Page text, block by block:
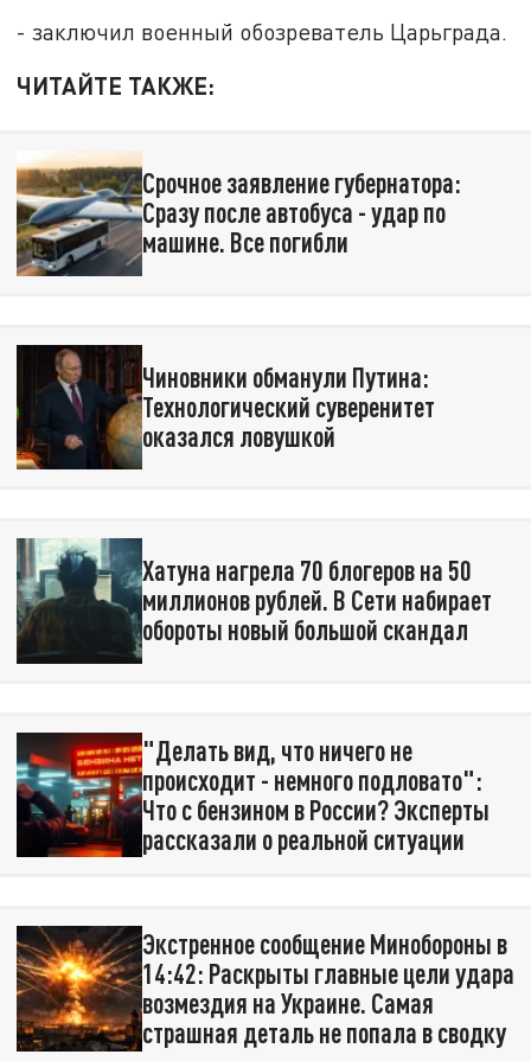
- заключил военный обозреватель Царьграда.
ЧИТАЙТЕ ТАКЖЕ:
Срочное заявление губернатора:
Сразу после автобуса - удар по
машине. Все погибли
Чиновники обманули Путина:
Технологический суверенитет
оказался ловушкой
Хатуна нагрела 70 блогеров на 50
миллионов рублей. В Сети набирает
обороты новый большой скандал
"Делать вид, что ничего не
происходит - немного подловато":
Что с бензином в России? Эксперты
рассказали о реальной ситуации
Экстренное сообщение Минобороны в
14:42: Раскрыты главные цели удара
возмездия на Украине. Самая
страшная деталь не попала в сводку